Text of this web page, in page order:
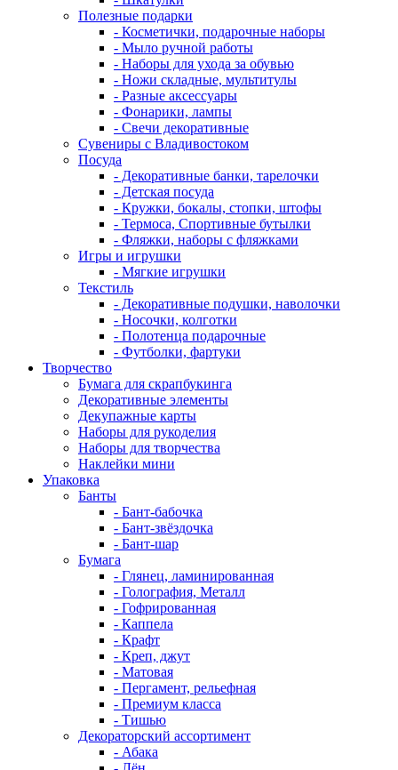
Полезные подарки
- Косметички, подарочные наборы
- Мыло ручной работы
- Наборы для ухода за обувью
- Ножи складные, мультитулы
- Разные аксессуары
- Фонарики, лампы
- Свечи декоративные
Сувениры с Владивостоком
Посуда
- Декоративные банки, тарелочки
- Детская посуда
- Кружки, бокалы, стопки, штофы
- Термоса, Спортивные бутылки
- Фляжки, наборы с фляжками
Игры и игрушки
- Мягкие игрушки
Текстиль
- Декоративные подушки, наволочки
- Носочки, колготки
- Полотенца подарочные
- Футболки, фартуки
Творчество
Бумага для скрапбукинга
Декоративные элементы
Декупажные карты
Наборы для рукоделия
Наборы для творчества
Наклейки мини
Упаковка
Банты
- Бант-бабочка
- Бант-звёздочка
- Бант-шар
Бумага
- Глянец, ламинированная
- Голография, Металл
- Гофрированная
- Каппела
- Крафт
- Креп, джут
- Матовая
- Пергамент, рельефная
- Премиум класса
- Тишью
Декораторский ассортимент
- Абака